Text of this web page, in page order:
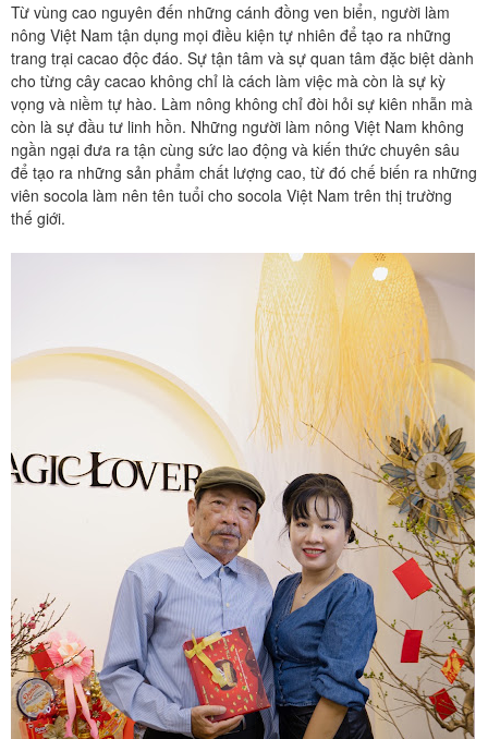
Từ vùng cao nguyên đến những cánh đồng ven biển, người làm
nông Việt Nam tận dụng mọi điều kiện tự nhiên để tạo ra những
trang trại cacao độc đáo. Sự tận tâm và sự quan tâm đặc biệt dành
cho từng cây cacao không chỉ là cách làm việc mà còn là sự kỳ
vọng và niềm tự hào. Làm nông không chỉ đòi hỏi sự kiên nhẫn mà
còn là sự đầu tư linh hồn. Những người làm nông Việt Nam không
ngần ngại đưa ra tận cùng sức lao động và kiến thức chuyên sâu
để tạo ra những sản phẩm chất lượng cao, từ đó chế biến ra những
viên socola làm nên tên tuổi cho socola Việt Nam trên thị trường
thế giới.